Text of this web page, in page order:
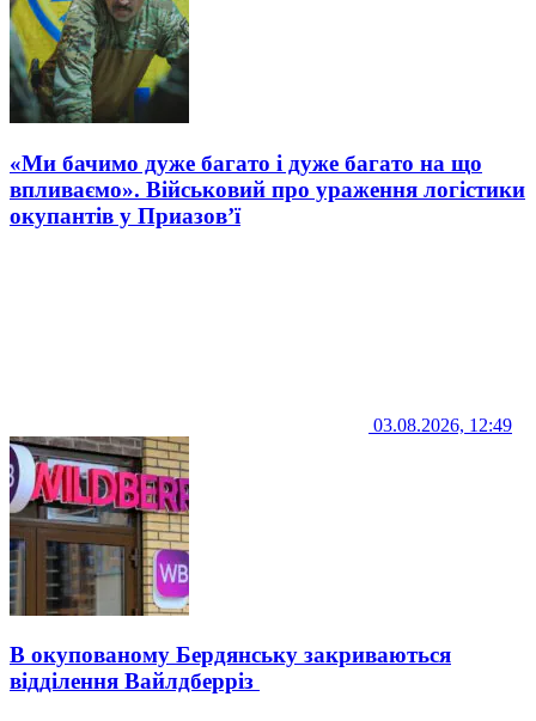
«Ми бачимо дуже багато і дуже багато на що
впливаємо». Військовий про ураження логістики
окупантів у Приазов’ї
03.08.2026, 12:49
В окупованому Бердянську закриваються
відділення Вайлдберріз